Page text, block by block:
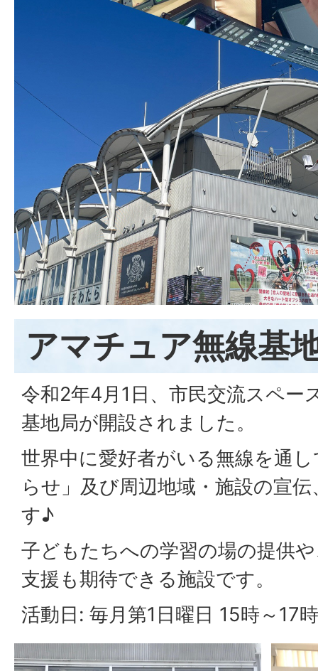
アマチュア無線基
令和2年4月1日、市民交流スペー
基地局が開設されました。
世界中に愛好者がいる無線を通
らせ」及び周辺地域・施設の宣
す♪
子どもたちへの学習の場の提供
支援も期待できる施設です。
活動日: 毎月第1日曜日 15時～17時